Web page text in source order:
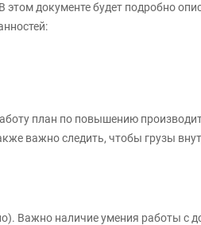
документе будет подробно
план по повышению
важно следить, чтобы грузы
Важно наличие умения работы с